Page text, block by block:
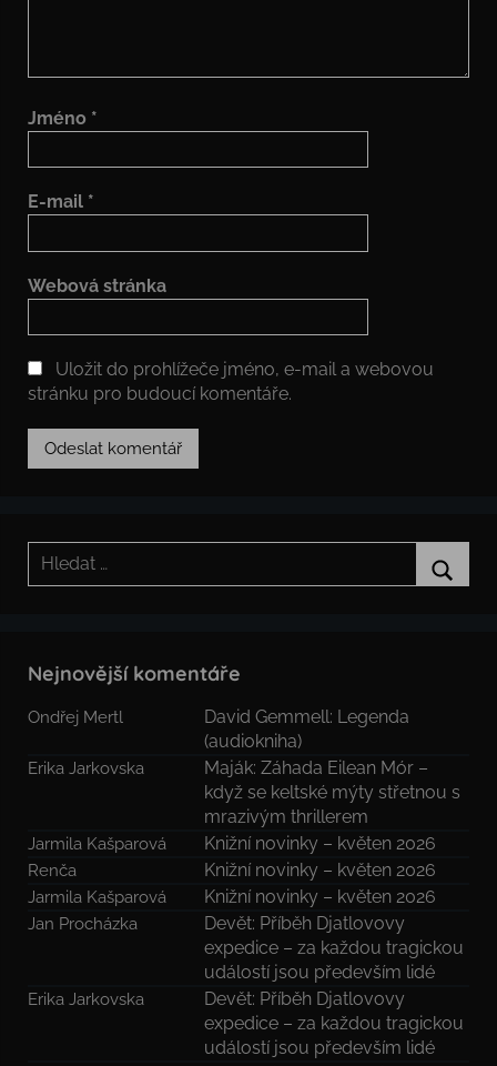
Jméno *
E-mail *
Webová stránka
Uložit do prohlížeče jméno, e-mail a webovou
stránku pro budoucí komentáře.
Hledat:
Nejnovější komentáře
Ondřej Mertl
David Gemmell: Legenda
(audiokniha)
Erika Jarkovska
Maják: Záhada Eilean Mór –
když se keltské mýty střetnou s
mrazivým thrillerem
Jarmila Kašparová Knižní novinky – květen 2026
Renča Knižní novinky – květen 2026
Jarmila Kašparová Knižní novinky – květen 2026
Jan Procházka
Devět: Příběh Djatlovovy
expedice – za každou tragickou
událostí jsou především lidé
Erika Jarkovska
Devět: Příběh Djatlovovy
expedice – za každou tragickou
událostí jsou především lidé